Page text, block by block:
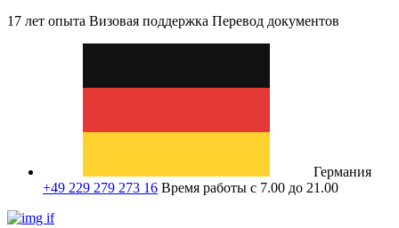
17 лет опыта Визовая поддержка Перевод документов
Германия
+49 229 279 273 16 Время работы с 7.00 до 21.00